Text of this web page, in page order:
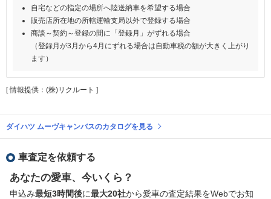
自宅などの指定の場所へ陸送納車を希望する場合
販売店所在地の所轄運輸支局以外で登録する場合
商談～契約～登録の間に「登録月」がずれる場合
（登録月が3月から4月にずれる場合は自動車税の額が大きく上がり
ます）
[ 情報提供：(株)リクルート ]
ダイハツ ムーヴキャンバスのカタログを見る
車査定を依頼する
あなたの愛車、今いくら？
申込み最短3時間後に最大20社から愛車の査定結果をWebでお知